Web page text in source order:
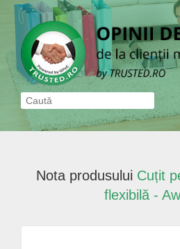
Nota produsului Cuțit
flexibilă -